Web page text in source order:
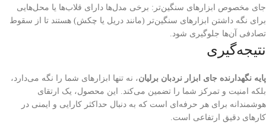
جای مخصوص ابزارهای سنگین‌تر: برخی مدل‌ها دارای قلاب‌ها یا محل‌هایی
برای نگه داشتن ابزارهای سنگین‌تر (مانند دریل یا چکش) هستند تا از سقوط
تصادفی آن‌ها جلوگیری شود.
نتیجه‌گیری
پایه نگهدارنده جای ابزار نردبان برلیان، نه تنها ابزارهای شما را نگه می‌دارد،
بلکه امنیت و تمرکز شما را تضمین می‌کند. این محصول، یک ارتقای
هوشمندانه برای هر حرفه‌ای است که به دنبال حداکثر کارایی و ایمنی در
کارهای دقیق ارتفاعی است.